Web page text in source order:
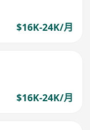
$16K-24K/月
$16K-24K/月